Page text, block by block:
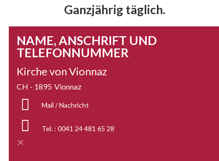
Ganzjährig täglich.
NAME, ANSCHRIFT UND
TELEFONNUMMER
Kirche von Vionnaz
CH - 1895 Vionnaz
Mail / Nachricht
Tel. : 0041 24 481 65 28